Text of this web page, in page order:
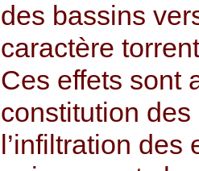
des bassins
caractère
Ces effets sont
constitution
l’infiltration des